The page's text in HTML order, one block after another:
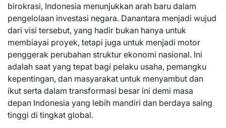
birokrasi, Indonesia menunjukkan arah baru dalam
pengelolaan investasi negara. Danantara menjadi wujud
dari visi tersebut, yang hadir bukan hanya untuk
membiayai proyek, tetapi juga untuk menjadi motor
penggerak perubahan struktur ekonomi nasional. Ini
adalah saat yang tepat bagi pelaku usaha, pemangku
kepentingan, dan masyarakat untuk menyambut dan
ikut serta dalam transformasi besar ini demi masa
depan Indonesia yang lebih mandiri dan berdaya saing
tinggi di tingkat global.